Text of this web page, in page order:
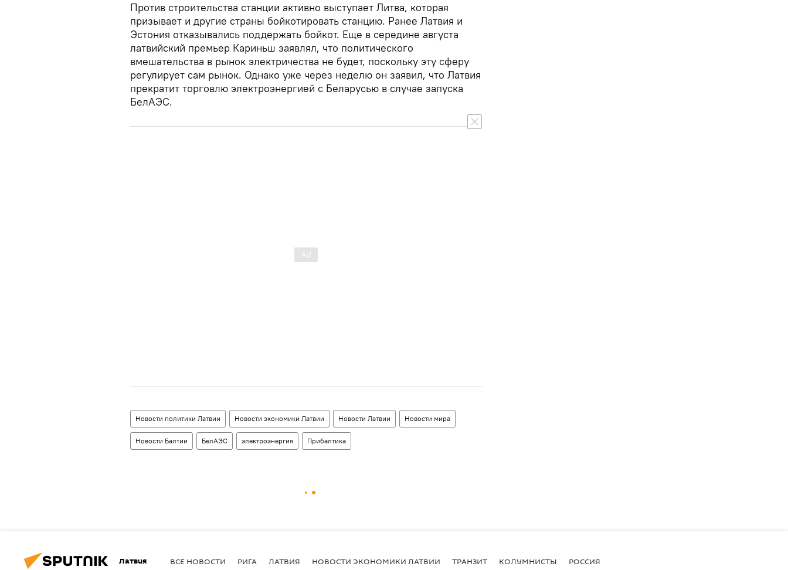
Против строительства станции активно выступает Литва, которая
призывает и другие страны бойкотировать станцию. Ранее Латвия и
Эстония отказывались поддержать бойкот. Еще в середине августа
латвийский премьер Кариньш заявлял, что политического
вмешательства в рынок электричества не будет, поскольку эту сферу
регулирует сам рынок. Однако уже через неделю он заявил, что Латвия
прекратит торговлю электроэнергией с Беларусью в случае запуска
БелАЭС.
Новости политики Латвии Новости экономики Латвии Новости Латвии Новости мира
Новости Балтии БелАЭС электроэнергия Прибалтика
Латвия ВСЕ НОВОСТИ РИГА ЛАТВИЯ НОВОСТИ ЭКОНОМИКИ ЛАТВИИ ТРАНЗИТ КОЛУМНИСТЫ РОССИЯ